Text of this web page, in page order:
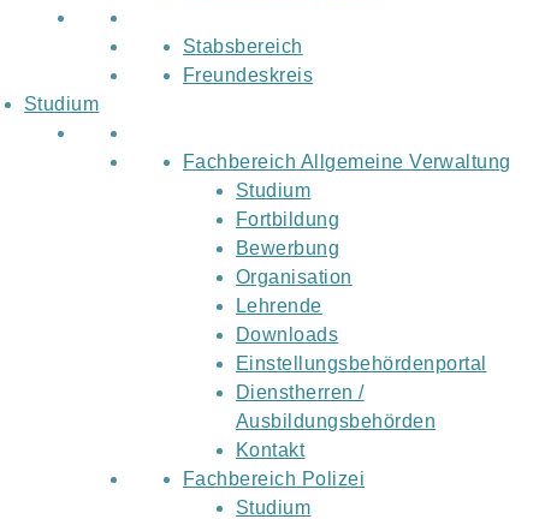
Stabsbereich
Freundeskreis
Studium
Fachbereich Allgemeine Verwaltung
Studium
Fortbildung
Bewerbung
Organisation
Lehrende
Downloads
Einstellungsbehördenportal
Dienstherren /
Ausbildungsbehörden
Kontakt
Fachbereich Polizei
Studium